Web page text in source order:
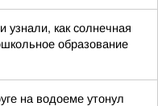
узнали, как солнечная
образование
на водоеме утонул